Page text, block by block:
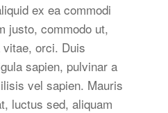
ex ea commodi
justo, commodo ut,
orci. Duis
sapien, pulvinar a
vel sapien. Mauris
luctus sed, aliquam